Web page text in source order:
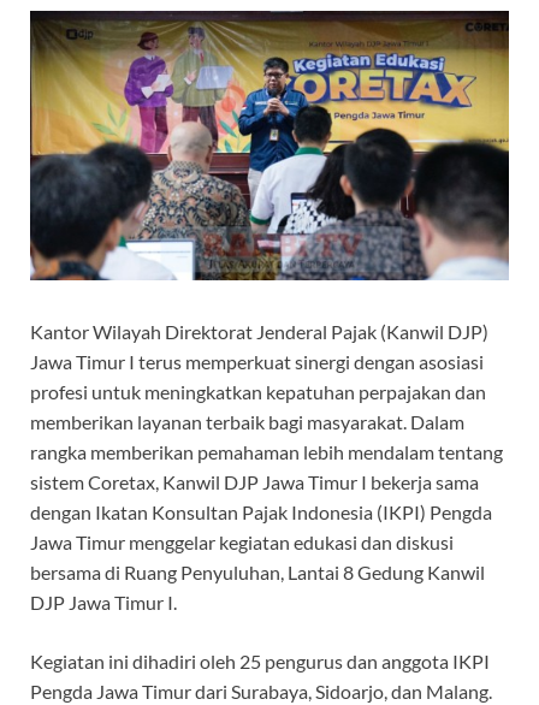
Kantor Wilayah Direktorat Jenderal Pajak (Kanwil DJP)
Jawa Timur I terus memperkuat sinergi dengan asosiasi
profesi untuk meningkatkan kepatuhan perpajakan dan
memberikan layanan terbaik bagi masyarakat. Dalam
rangka memberikan pemahaman lebih mendalam tentang
sistem Coretax, Kanwil DJP Jawa Timur I bekerja sama
dengan Ikatan Konsultan Pajak Indonesia (IKPI) Pengda
Jawa Timur menggelar kegiatan edukasi dan diskusi
bersama di Ruang Penyuluhan, Lantai 8 Gedung Kanwil
DJP Jawa Timur I.
Kegiatan ini dihadiri oleh 25 pengurus dan anggota IKPI
Pengda Jawa Timur dari Surabaya, Sidoarjo, dan Malang.